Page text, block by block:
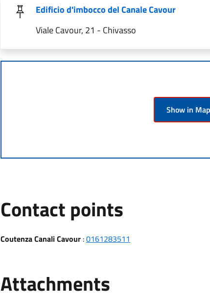
Edificio d'imbocco del Canale Cavour
Viale Cavour, 21 - Chivasso
Show in Map
Contact points
Coutenza Canali Cavour:0161283511
Attachments